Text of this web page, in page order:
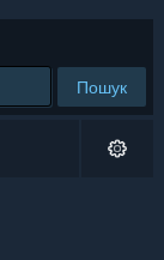
Пошук